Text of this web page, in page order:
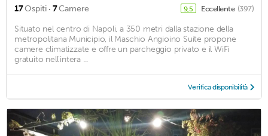
17Ospiti · 7Camere 9,5 Eccellente (397)
Situato nel centro di Napoli, a 350 metri dalla stazione della
metropolitana Municipio, il Maschio Angioino Suite propone
camere climatizzate e offre un parcheggio privato e il WiFi
gratuito nell'intera ...
Verifica disponibilità